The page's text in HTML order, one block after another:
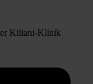
Kiliani-Klinik